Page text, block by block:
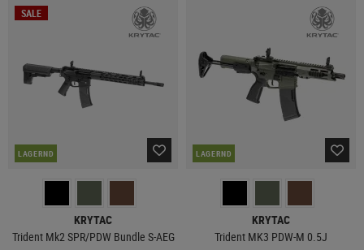
SALE
LAGERND
KRYTAC
Trident Mk2 SPR/PDW Bundle S-AEG
LAGERND
KRYTAC
Trident MK3 PDW-M 0.5J